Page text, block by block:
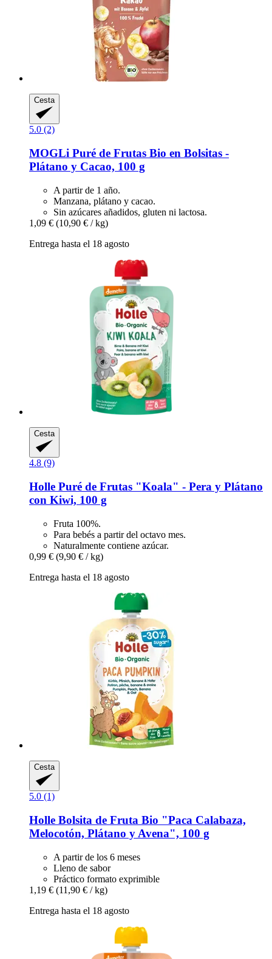
Cesta
5.0 (2)
MOGLi Puré de Frutas Bio en Bolsitas -​
Plátano y Cacao, 100 g
A partir de 1 año.
Manzana, plátano y cacao.
Sin azúcares añadidos, gluten ni lactosa.
1,09 € (10,90 € / kg)
Entrega hasta el 18 agosto
Cesta
4.8 (9)
Holle Puré de Frutas "Koala" -​ Pera y Plátano
con Kiwi, 100 g
Fruta 100%.
Para bebés a partir del octavo mes.
Naturalmente contiene azúcar.
0,99 € (9,90 € / kg)
Entrega hasta el 18 agosto
Cesta
5.0 (1)
Holle Bolsita de Fruta Bio "Paca Calabaza,
Melocotón, Plátano y Avena", 100 g
A partir de los 6 meses
Lleno de sabor
Práctico formato exprimible
1,19 € (11,90 € / kg)
Entrega hasta el 18 agosto